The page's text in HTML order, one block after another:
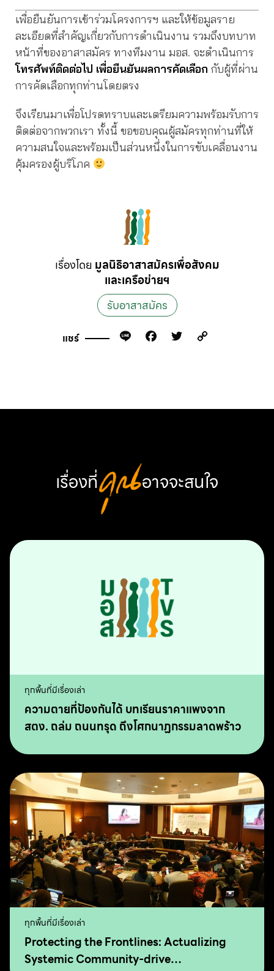
เพื่อยืนยันการเข้าร่วมโครงการฯ และให้ข้อมูลราย
ละเอียดที่สำคัญเกี่ยวกับการดำเนินงาน รวมถึงบทบาท
หน้าที่ของอาสาสมัคร ทางทีมงาน มอส. จะดำเนินการ
โทรศัพท์ติดต่อไป เพื่อยืนยันผลการคัดเลือก กับผู้ที่ผ่าน
การคัดเลือกทุกท่านโดยตรง
จึงเรียนมาเพื่อโปรดทราบและเตรียมความพร้อมรับการ
ติดต่อจากพวกเรา ทั้งนี้ ขอขอบคุณผู้สมัครทุกท่านที่ให้
ความสนใจและพร้อมเป็นส่วนหนึ่งในการขับเคลื่อนงาน
คุ้มครองผู้บริโภค
เรื่องโดย มูลนิธิอาสาสมัครเพื่อสังคม
และเครือข่ายฯ
รับอาสาสมัคร
แชร์ Line Facebook
Twitter
เรื่องที่คุณ อาจจะสนใจ
ทุกพื้นที่มีเรื่องเล่า
ความตายที่ป้องกันได้ บทเรียนราคาแพงจาก
สตง. ถล่ม ถนนทรุด ถึงโศกนาฏกรรมลาดพร้าว
ทุกพื้นที่มีเรื่องเล่า
Protecting the Frontlines: Actualizing
Systemic Community-drive